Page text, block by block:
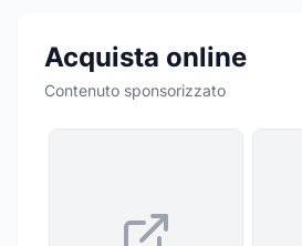
Acquista online
Contenuto sponsorizzato